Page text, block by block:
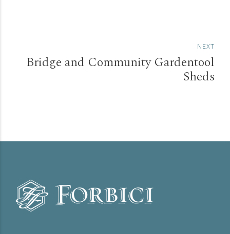
NEXT
Bridge and Community Gardentool
Sheds